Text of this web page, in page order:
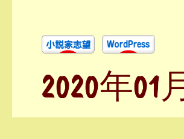
2020年